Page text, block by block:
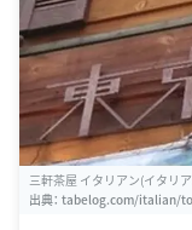
三軒茶屋 イタリアン(イタリ
出典： tabelog.com/italian/